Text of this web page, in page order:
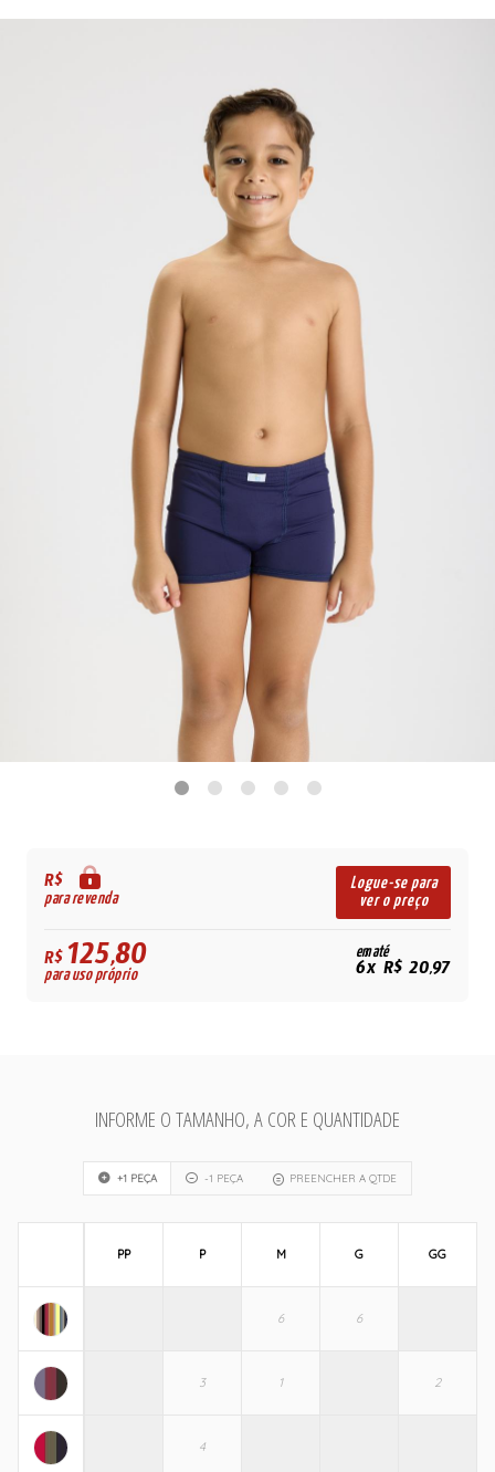
R$
para revenda
Logue-se para
ver o preço
R$125,80
para uso próprio
em até
6x R$ 20,97
INFORME O TAMANHO, A COR E QUANTIDADE
+1 PEÇA -1 PEÇA PREENCHER A QTDE
PP P M G GG